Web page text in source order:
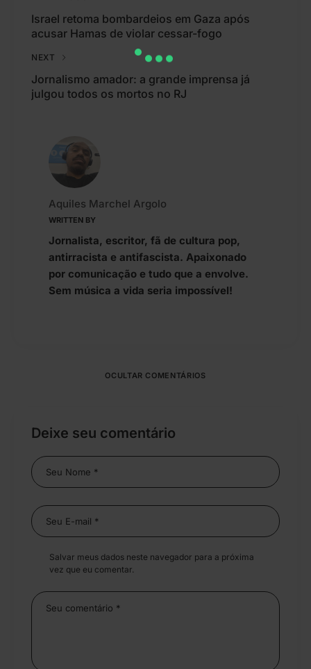
Israel retoma bombardeios em Gaza após
acusar Hamas de violar cessar-fogo
NEXT
Jornalismo amador: a grande imprensa já
julgou todos os mortos no RJ
WRITTEN BY
Aquiles Marchel Argolo
Jornalista, escritor, fã de cultura pop,
antirracista e antifascista. Apaixonado
por comunicação e tudo que a envolve.
Sem música a vida seria impossível!
OCULTAR COMENTÁRIOS
Deixe seu comentário
Salvar meus dados neste navegador para a próxima
vez que eu comentar.